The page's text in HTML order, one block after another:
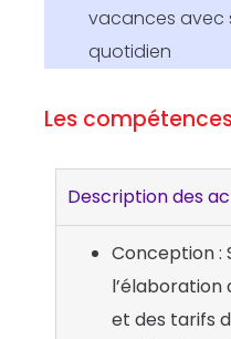
vacances avec
quotidien
Les
Description des
Conception :
l’élaboration
et des tarifs